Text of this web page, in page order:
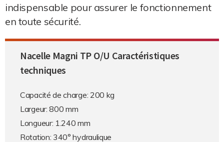
indispensable pour assurer le fonctionnement
en toute sécurité.
Nacelle Magni TP O/U Caractéristiques
techniques
Capacité de charge: 200 kg
Largeur: 800 mm
Longueur: 1.240 mm
Rotation: 340° hydraulique